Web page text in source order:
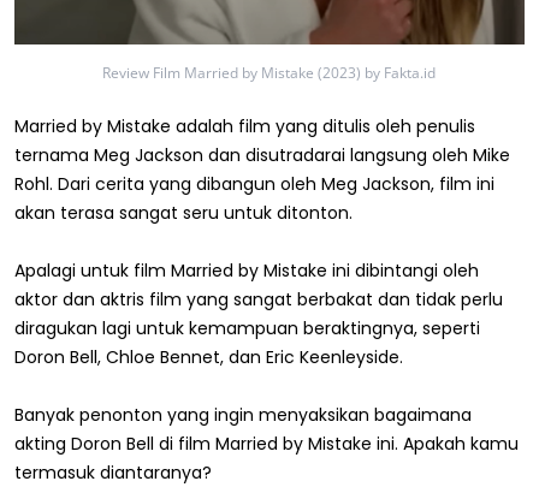
Review Film Married by Mistake (2023) by Fakta.id
Married by Mistake adalah film yang ditulis oleh penulis
ternama Meg Jackson dan disutradarai langsung oleh Mike
Rohl. Dari cerita yang dibangun oleh Meg Jackson, film ini
akan terasa sangat seru untuk ditonton.
Apalagi untuk film Married by Mistake ini dibintangi oleh
aktor dan aktris film yang sangat berbakat dan tidak perlu
diragukan lagi untuk kemampuan beraktingnya, seperti
Doron Bell, Chloe Bennet, dan Eric Keenleyside.
Banyak penonton yang ingin menyaksikan bagaimana
akting Doron Bell di film Married by Mistake ini. Apakah kamu
termasuk diantaranya?